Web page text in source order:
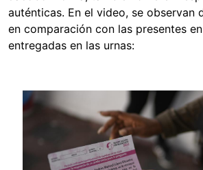
auténticas. En el video, se observan
en comparación con las presentes
entregadas en las urnas:
Image